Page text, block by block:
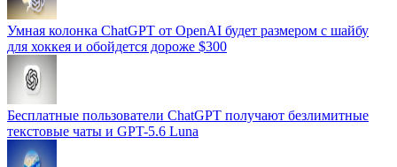
Умная колонка ChatGPT от OpenAI будет размером с шайбу
для хоккея и обойдется дороже $300
Бесплатные пользователи ChatGPT получают безлимитные
текстовые чаты и GPT-5.6 Luna